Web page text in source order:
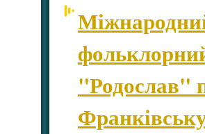
"Родослав"